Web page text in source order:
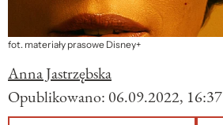
fot. materiały prasowe Disney+
Anna Jastrzębska
Opublikowano: 06.09.2022, 16:37